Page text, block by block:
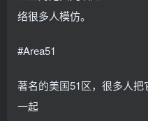
络很多人模仿。
#Area51
著名的美国51区，很多人
一起